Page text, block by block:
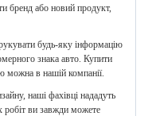
бренд або новий продукт,
будь-яку інформацію
знака авто. Купити
можна в нашій компанії.
наші фахівці нададуть
робіт ви завжди можете